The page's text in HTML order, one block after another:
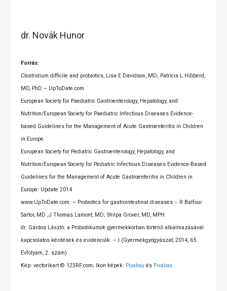
dr. Novák Hunor
Forrás:
Clostridium difficile and probiotics, Lisa E Davidson, MD; Patricia L Hibberd,
MD, PhD – UpToDate.com
European Society for Paediatric Gastroenterology, Hepatology, and
Nutrition/European Society for Paediatric Infectious Diseases Evidence-
based Guidelines for the Management of Acute Gastroenteritis in Children
in Europe
European Society for Pediatric Gastroenterology, Hepatology, and
Nutrition/European Society for Pediatric Infectious Diseases Evidence-Based
Guidelines for the Management of Acute Gastroenteritis in Children in
Europe: Update 2014
www.UpToDate.com – Probiotics for gastrointestinal diseases – R Balfour
Sartor, MD ;J Thomas Lamont, MD; Shilpa Grover, MD, MPH
dr. Gárdos László: a Probiotikumok gyermekkorban történő alkalmazásával
kapcsolatos kérdések és evidenciák – I (Gyermekgyógyászat, 2014, 65.
Évfolyam, 2. szám)
Kép: vectorikart © 123RF.com; Ikon képek: Pixabay és Pixabay